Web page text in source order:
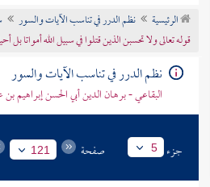
تراجم الأعلام
الرئيسية نظم الدرر في تناسب الآيات والسور
قوله تعالى ولا تحسبن الذين قتلوا في سبيل الله أمواتا بل
نظم الدرر في تناسب الآيات والسور
البقاعي - برهان الدين أبي الحسن إبراهيم
جزء 5 صفحة 121